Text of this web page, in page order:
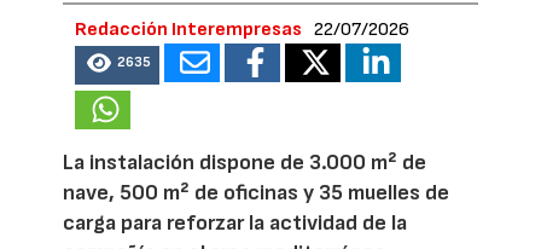
Redacción Interempresas 22/07/2026
2635
La instalación dispone de 3.000 m² de
nave, 500 m² de oficinas y 35 muelles de
carga para reforzar la actividad de la